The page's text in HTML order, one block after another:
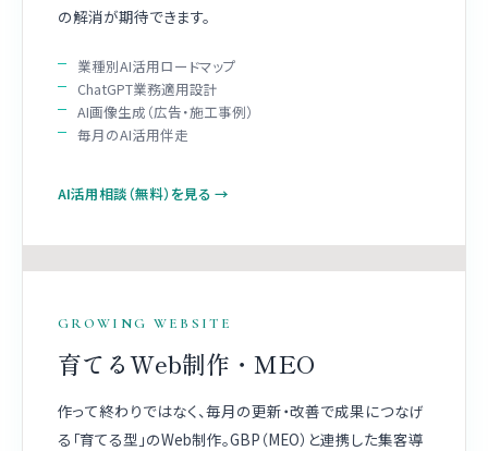
の解消が期待できます。
業種別AI活用ロードマップ
ChatGPT業務適用設計
AI画像生成（広告・施工事例）
毎月のAI活用伴走
AI活用相談（無料）を見る →
GROWING WEBSITE
育てるWeb制作・MEO
作って終わりではなく、毎月の更新・改善で成果につなげ
る「育てる型」のWeb制作。GBP（MEO）と連携した集客導